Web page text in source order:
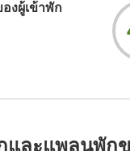
งผู้เข้าพัก
และแพลนพักข